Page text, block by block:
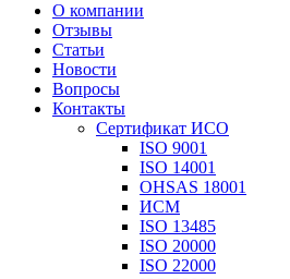
О компании
Отзывы
Статьи
Новости
Вопросы
Контакты
Сертификат ИСО
ISO 9001
ISO 14001
OHSAS 18001
ИСМ
ISO 13485
ISO 20000
ISO 22000